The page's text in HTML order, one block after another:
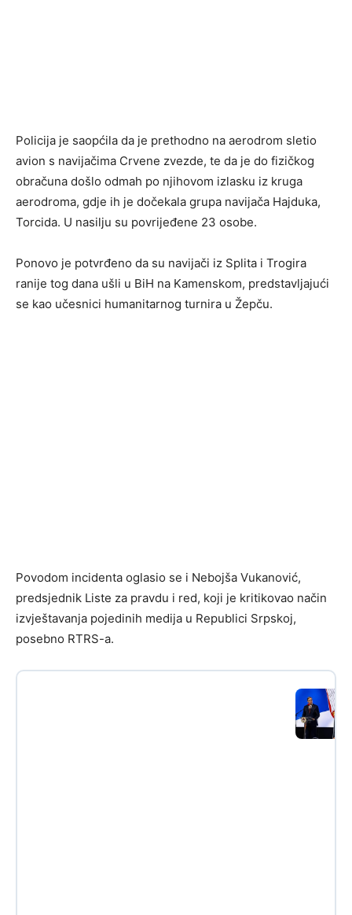
Policija je saopćila da je prethodno na aerodrom sletio
avion s navijačima Crvene zvezde, te da je do fizičkog
obračuna došlo odmah po njihovom izlasku iz kruga
aerodroma, gdje ih je dočekala grupa navijača Hajduka,
Torcida. U nasilju su povrijeđene 23 osobe.
Ponovo je potvrđeno da su navijači iz Splita i Trogira
ranije tog dana ušli u BiH na Kamenskom, predstavljajući
se kao učesnici humanitarnog turnira u Žepču.
Povodom incidenta oglasio se i Nebojša Vukanović,
predsjednik Liste za pravdu i red, koji je kritikovao način
izvještavanja pojedinih medija u Republici Srpskoj,
posebno RTRS-a.